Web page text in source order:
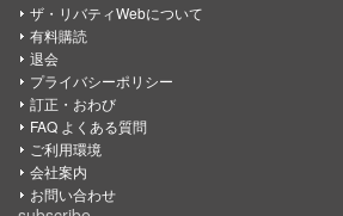
ザ・リバティWebについて
有料購読
退会
プライバシーポリシー
訂正・おわび
FAQ よくある質問
ご利用環境
会社案内
お問い合わせ